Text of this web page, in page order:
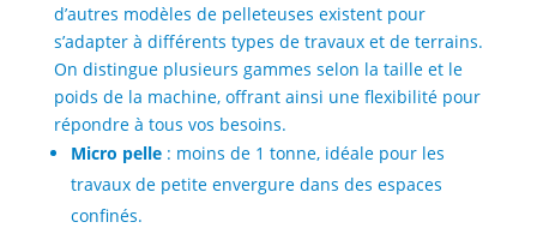
d’autres modèles de pelleteuses existent pour
s’adapter à différents types de travaux et de terrains.
On distingue plusieurs gammes selon la taille et le
poids de la machine, offrant ainsi une flexibilité pour
répondre à tous vos besoins.
Micro pelle: moins de 1 tonne, idéale pour les
travaux de petite envergure dans des espaces
confinés.